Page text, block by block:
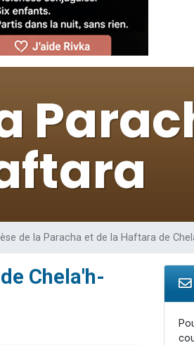
: Le Chabbath et le Birkat Hamazone à
Zoom
déjà orphelins risquent de perdre leur
Rivka, 6 enfants, victime de violences...
Zoom
de la Paracha et de la Haftara de
Chela'h-